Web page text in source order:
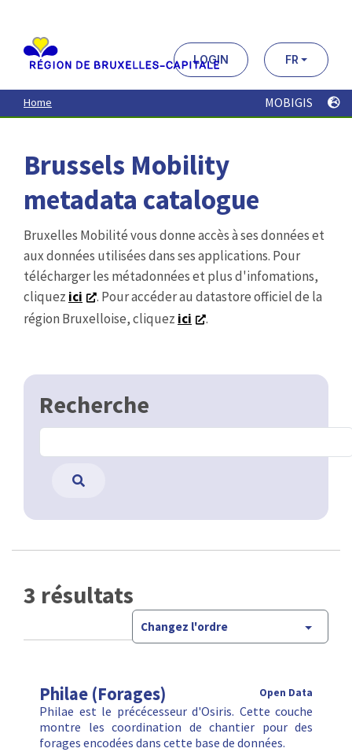
contenu
principal
LOGIN FR
Home MOBIGIS
Brussels Mobility
metadata catalogue
Bruxelles Mobilité vous donne accès à ses données et
aux données utilisées dans ses applications. Pour
télécharger les métadonnées et plus d'infomations,
cliquez ici
. Pour accéder au datastore officiel de la
région Bruxelloise, cliquez ici .
Recherche
3 résultats
Changez l'ordre
Philae (Forages) Open Data
Philae est le précécesseur d'Osiris. Cette couche
montre les coordination de chantier pour des
forages encodées dans cette base de données.